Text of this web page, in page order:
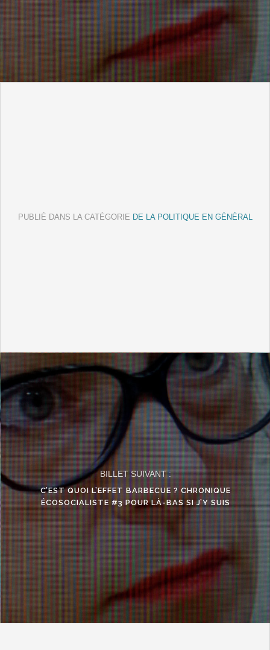
PUBLIÉ DANS LA CATÉGORIE DE LA POLITIQUE EN GÉNÉRAL
BILLET SUIVANT :
C’EST QUOI L’EFFET BARBECUE ? CHRONIQUE
ÉCOSOCIALISTE #3 POUR LÀ-BAS SI J’Y SUIS